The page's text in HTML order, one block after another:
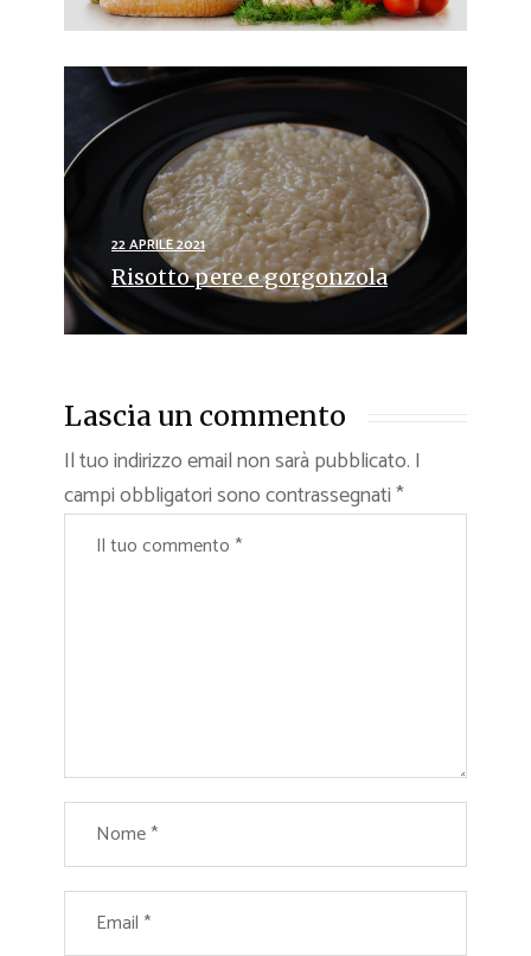
22 APRILE 2021
Risotto pere e gorgonzola
Lascia un commento
Il tuo indirizzo email non sarà pubblicato. I
campi obbligatori sono contrassegnati*